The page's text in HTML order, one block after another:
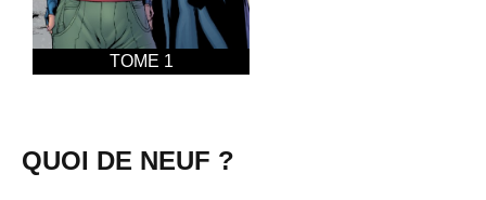
TOME 1
QUOI DE NEUF ?